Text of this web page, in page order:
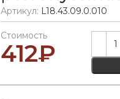
Артикул: L18.43.09.0.010
Стоимость
412₽